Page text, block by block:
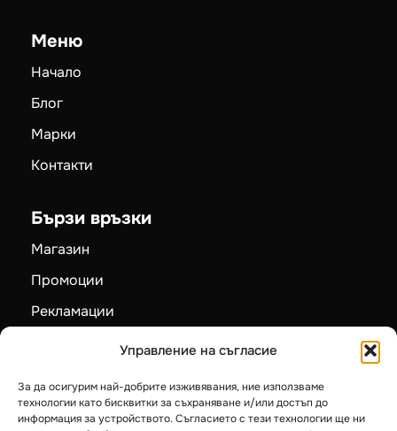
Управление на съгласие
За да осигурим най-добрите изживявания, ние използваме
технологии като бисквитки за съхраняване и/или достъп до
информация за устройството. Съгласието с тези технологии ще ни
Меню
Начало
Блог
Марки
Контакти
Бързи връзки
Магазин
Промоции
Рекламации
Карта на сайта
Категории
Пелетни камини